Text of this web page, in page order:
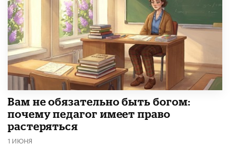
​Вам не обязательно быть богом:
почему педагог имеет право
растеряться
1 ИЮНЯ